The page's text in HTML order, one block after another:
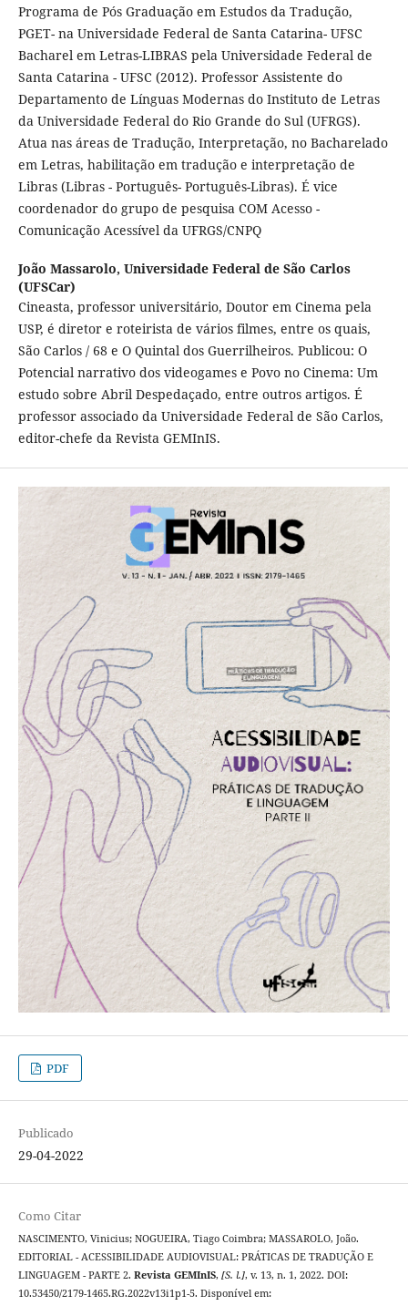
Programa de Pós Graduação em Estudos da Tradução,
PGET- na Universidade Federal de Santa Catarina- UFSC
Bacharel em Letras-LIBRAS pela Universidade Federal de
Santa Catarina - UFSC (2012). Professor Assistente do
Departamento de Línguas Modernas do Instituto de Letras
da Universidade Federal do Rio Grande do Sul (UFRGS).
Atua nas áreas de Tradução, Interpretação, no Bacharelado
em Letras, habilitação em tradução e interpretação de
Libras (Libras - Português- Português-Libras). É vice
coordenador do grupo de pesquisa COM Acesso -
Comunicação Acessível da UFRGS/CNPQ
João Massarolo, Universidade Federal de São Carlos
(UFSCar)
Cineasta, professor universitário, Doutor em Cinema pela
USP, é diretor e roteirista de vários filmes, entre os quais,
São Carlos / 68 e O Quintal dos Guerrilheiros. Publicou: O
Potencial narrativo dos videogames e Povo no Cinema: Um
estudo sobre Abril Despedaçado, entre outros artigos. É
professor associado da Universidade Federal de São Carlos,
editor-chefe da Revista GEMInIS.
PDF
Publicado
29-04-2022
Como Citar
NASCIMENTO, Vinicius; NOGUEIRA, Tiago Coimbra; MASSAROLO, João.
EDITORIAL - ACESSIBILIDADE AUDIOVISUAL: PRÁTICAS DE TRADUÇÃO E
LINGUAGEM - PARTE 2. Revista GEMInIS, [S. l.], v. 13, n. 1, 2022. DOI:
10.53450/2179-1465.RG.2022v13i1p1-5. Disponível em: